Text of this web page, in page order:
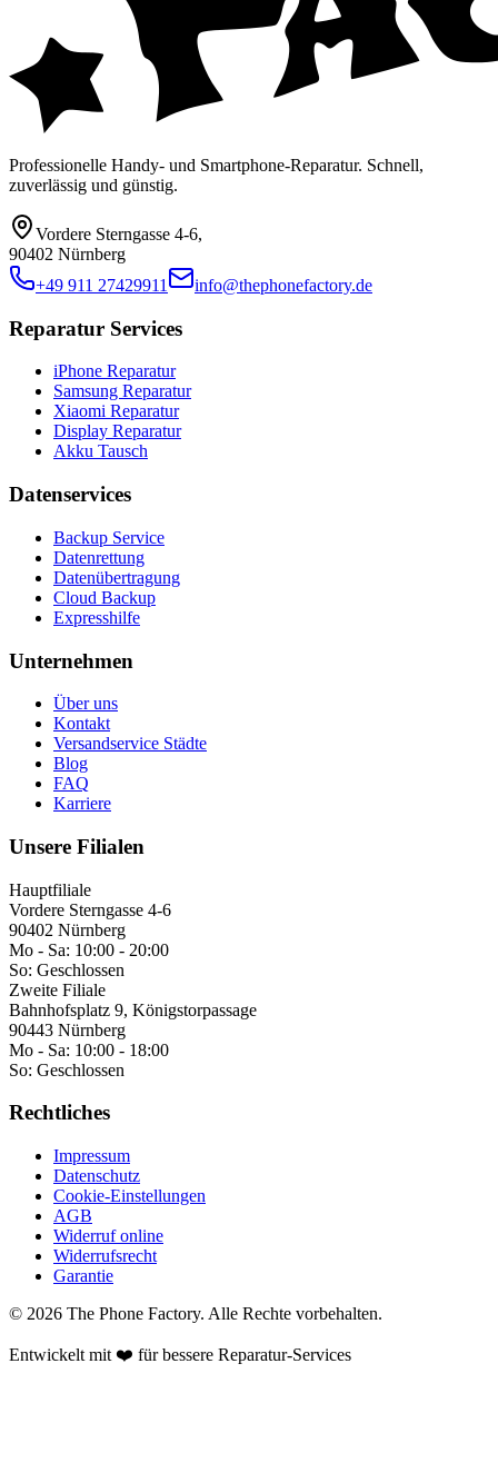
Professionelle Handy- und Smartphone-Reparatur. Schnell,
zuverlässig und günstig.
Vordere Sterngasse 4-6,
90402 Nürnberg
+49 911 27429911
info@thephonefactory.de
Reparatur Services
iPhone Reparatur
Samsung Reparatur
Xiaomi Reparatur
Display Reparatur
Akku Tausch
Datenservices
Backup Service
Datenrettung
Datenübertragung
Cloud Backup
Expresshilfe
Unternehmen
Über uns
Kontakt
Versandservice Städte
Blog
FAQ
Karriere
Unsere Filialen
Hauptfiliale
Vordere Sterngasse 4-6
90402 Nürnberg
Mo - Sa: 10:00 - 20:00
So: Geschlossen
Zweite Filiale
Bahnhofsplatz 9, Königstorpassage
90443 Nürnberg
Mo - Sa: 10:00 - 18:00
So: Geschlossen
Rechtliches
Impressum
Datenschutz
Cookie-Einstellungen
AGB
Widerruf online
Widerrufsrecht
Garantie
© 2026 The Phone Factory. Alle Rechte vorbehalten.
Entwickelt mit ❤️ für bessere Reparatur-Services